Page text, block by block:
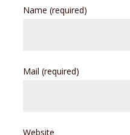
Name(required)
Mail(required)
Website